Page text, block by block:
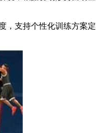
，支持个性化训练方案定